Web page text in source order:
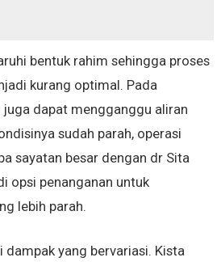
bentuk rahim sehingga proses
kurang optimal. Pada
juga dapat mengganggu aliran
sudah parah, operasi
sayatan besar dengan dr Sita
opsi penanganan untuk
lebih parah.
yang bervariasi. Kista